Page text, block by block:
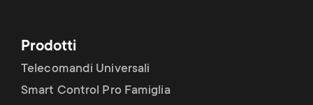
Prodotti
Telecomandi Universali
Smart Control Pro Famiglia